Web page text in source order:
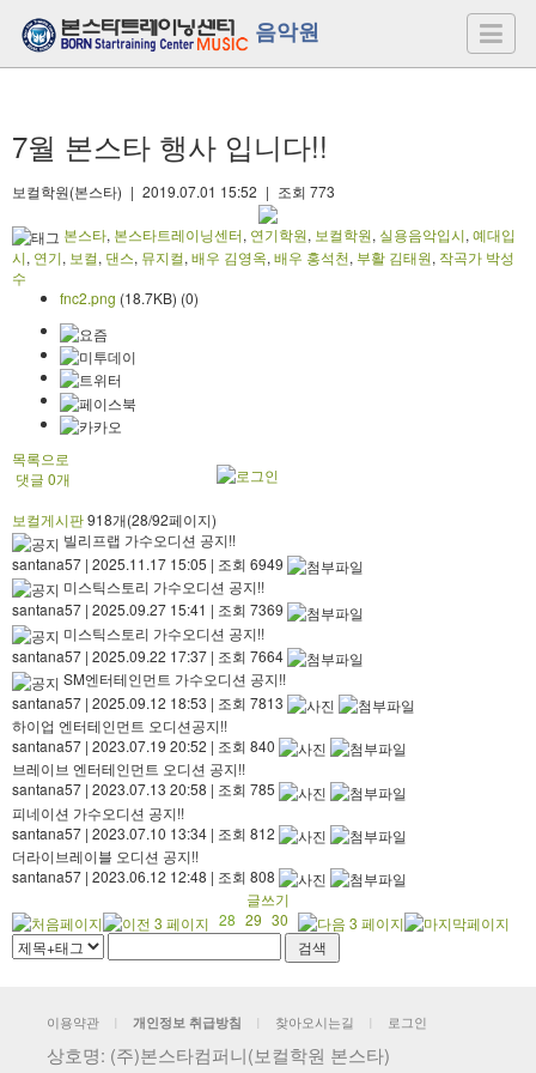
음악원
7월 본스타 행사 입니다!!
보컬학원(본스타) | 2019.07.01 15:52 | 조회 773
본스타, 본스타트레이닝센터, 연기학원, 보컬학원, 실용음악입시, 예대입
시, 연기, 보컬, 댄스, 뮤지컬, 배우 김영옥, 배우 홍석천, 부활 김태원, 작곡가 박성
수
fnc2.png (18.7KB) (0)
목록으로
댓글 0개
보컬게시판918개(28/92페이지)
빌리프랩 가수오디션 공지!!
santana57 | 2025.11.17 15:05 | 조회 6949
미스틱스토리 가수오디션 공지!!
santana57 | 2025.09.27 15:41 | 조회 7369
미스틱스토리 가수오디션 공지!!
santana57 | 2025.09.22 17:37 | 조회 7664
SM엔터테인먼트 가수오디션 공지!!
santana57 | 2025.09.12 18:53 | 조회 7813
하이업 엔터테인먼트 오디션공지!!
santana57 | 2023.07.19 20:52 | 조회 840
브레이브 엔터테인먼트 오디션 공지!!
santana57 | 2023.07.13 20:58 | 조회 785
피네이션 가수오디션 공지!!
santana57 | 2023.07.10 13:34 | 조회 812
더라이브레이블 오디션 공지!!
santana57 | 2023.06.12 12:48 | 조회 808
글쓰기
28 29 30
이용약관 개인정보 취급방침 찾아오시는길 로그인
상호명: (주)본스타컴퍼니(보컬학원 본스타)